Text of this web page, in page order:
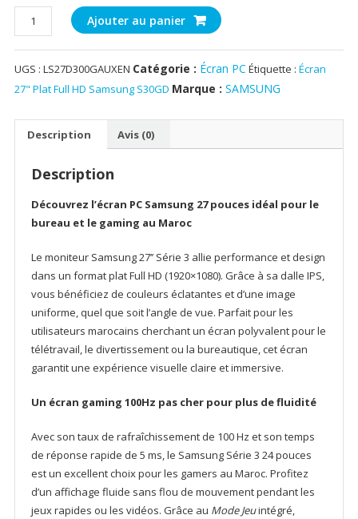
quantité
de
Écran
27"
Plat
HD
Samsung
Ajouter au panier
UGS : LS27D300GAUXEN Catégorie : Écran PC Étiquette : Écran
27" Plat Full HD Samsung S30GD Marque : SAMSUNG
Description Avis (0)
Description
Découvrez l’écran PC Samsung 27 pouces idéal pour le
bureau et le gaming au Maroc
Le moniteur Samsung 27’’ Série 3 allie performance et design
dans un format plat Full HD (1920×1080). Grâce à sa dalle IPS,
vous bénéficiez de couleurs éclatantes et d’une image
uniforme, quel que soit l’angle de vue. Parfait pour les
utilisateurs marocains cherchant un écran polyvalent pour le
télétravail, le divertissement ou la bureautique, cet écran
garantit une expérience visuelle claire et immersive.
Un écran gaming 100Hz pas cher pour plus de fluidité
Avec son taux de rafraîchissement de 100 Hz et son temps
de réponse rapide de 5 ms, le Samsung Série 3 24 pouces
est un excellent choix pour les gamers au Maroc. Profitez
d’un affichage fluide sans flou de mouvement pendant les
jeux rapides ou les vidéos. Grâce au Mode Jeuintégré,